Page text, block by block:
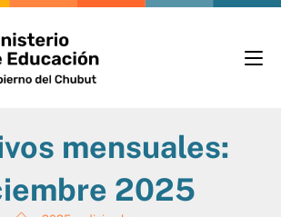
mensuales:
2025